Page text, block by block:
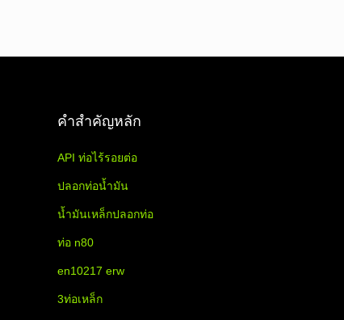
คำสำคัญหลัก
API ท่อไร้รอยต่อ
ปลอกท่อน้ำมัน
น้ำมันเหล็กปลอกท่อ
ท่อ n80
en10217 erw
3ท่อเหล็ก